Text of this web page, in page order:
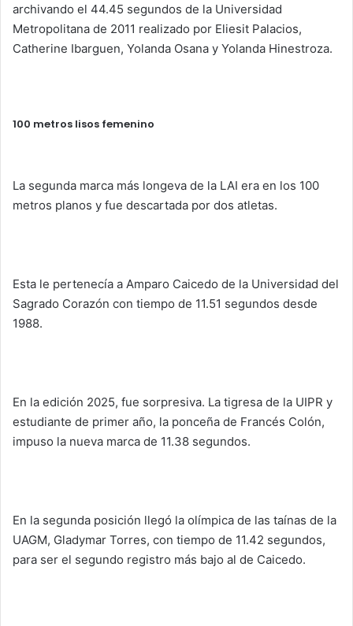
archivando el 44.45 segundos de la Universidad
Metropolitana de 2011 realizado por Eliesit Palacios,
Catherine Ibarguen, Yolanda Osana y Yolanda Hinestroza.
100 metros lisos femenino
La segunda marca más longeva de la LAI era en los 100
metros planos y fue descartada por dos atletas.
Esta le pertenecía a Amparo Caicedo de la Universidad del
Sagrado Corazón con tiempo de 11.51 segundos desde
1988.
En la edición 2025, fue sorpresiva. La tigresa de la UIPR y
estudiante de primer año, la ponceña de Francés Colón,
impuso la nueva marca de 11.38 segundos.
En la segunda posición llegó la olímpica de las taínas de la
UAGM, Gladymar Torres, con tiempo de 11.42 segundos,
para ser el segundo registro más bajo al de Caicedo.